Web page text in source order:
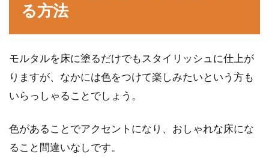
る方法
モルタルを床に塗るだけでもスタイリッシュに仕上が
りますが、なかには色をつけて楽しみたいという方も
いらっしゃることでしょう。
色があることでアクセントになり、おしゃれな床にな
ること間違いなしです。